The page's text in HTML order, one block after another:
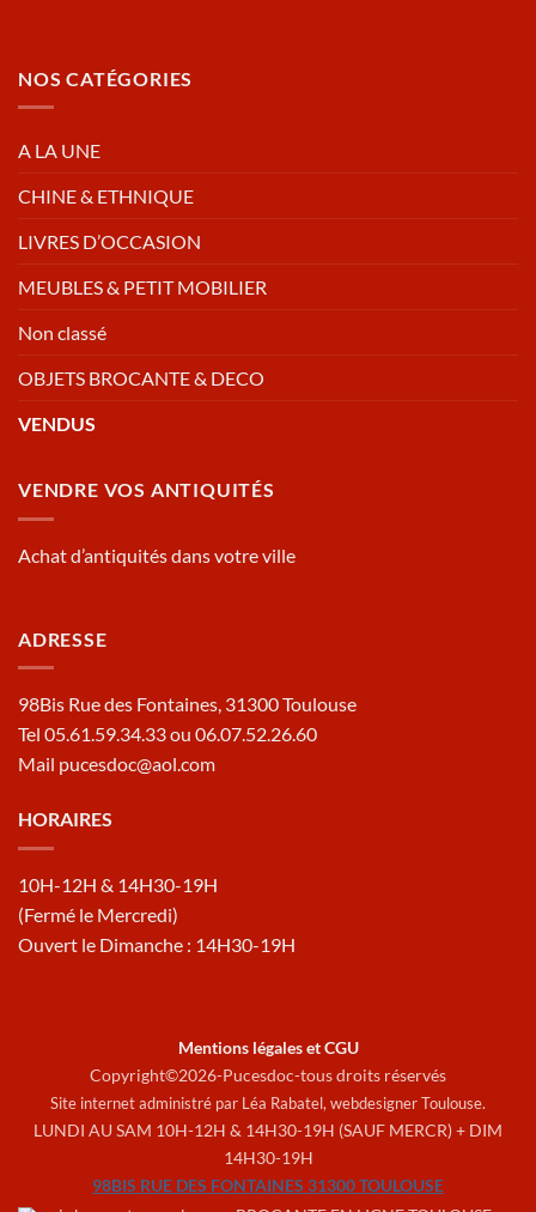
NOS CATÉGORIES
A LA UNE
CHINE & ETHNIQUE
LIVRES D’OCCASION
MEUBLES & PETIT MOBILIER
Non classé
OBJETS BROCANTE & DECO
VENDUS
VENDRE VOS ANTIQUITÉS
Achat d’antiquités dans votre ville
ADRESSE
98Bis Rue des Fontaines, 31300 Toulouse
Tel 05.61.59.34.33 ou 06.07.52.26.60
Mail pucesdoc@aol.com
HORAIRES
10H-12H & 14H30-19H
(Fermé le Mercredi)
Ouvert le Dimanche : 14H30-19H
Mentions légales et CGU
Copyright©2026-Pucesdoc-tous droits réservés
Site internet administré par Léa Rabatel, webdesigner Toulouse.
LUNDI AU SAM 10H-12H & 14H30-19H (SAUF MERCR) + DIM
14H30-19H
98BIS RUE DES FONTAINES 31300 TOULOUSE